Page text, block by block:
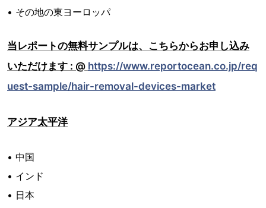
• その地の東ヨーロッパ
当レポートの無料サンプルは、こちらからお申し込み
いただけます : @ https://www.reportocean.co.jp/req
uest-sample/hair-removal-devices-market
アジア太平洋
• 中国
• インド
• 日本